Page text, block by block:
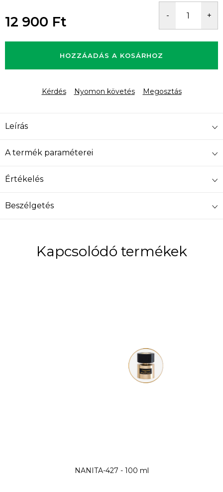
12 900 Ft
HOZZÁADÁS A KOSÁRHOZ
Kérdés Nyomon követés Megosztás
Leírás
A termék paraméterei
Értékelés
Beszélgetés
Kapcsolódó termékek
NANITA-427 - 100 ml